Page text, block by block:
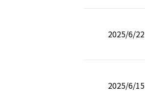
2025/6/22
2025/6/15